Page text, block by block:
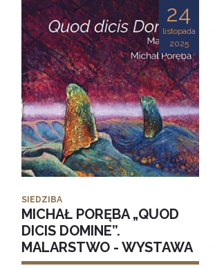
24
listopada
2025
SIEDZIBA
MICHAŁ PORĘBA „QUOD
DICIS DOMINE”.
MALARSTWO - WYSTAWA